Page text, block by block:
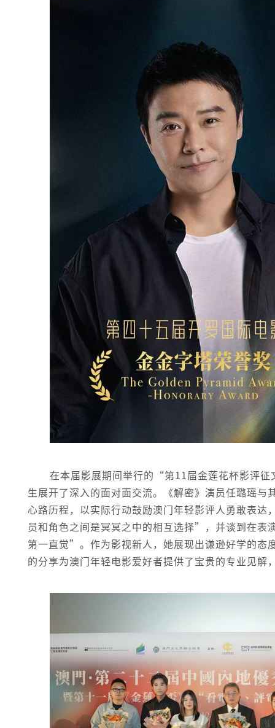
在本届影展期间举行的“第11届金莲花杯影评
生展开了深入的面对面交流。《解密》演员任璐瑶
心路历程，以实际行动鼓励澳门年轻影评人勇敢表
员和角色之间是冥冥之中的相互选择”，并谈到在
第一直觉”。作为影视新人，她展现出谦逊好学的
的分享为澳门年轻电影爱好者提供了宝贵的专业见